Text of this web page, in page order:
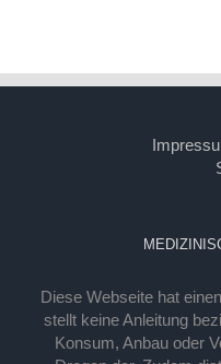
Diese Webseite hat
stellt keine Anleitung
Konsum, Anbau oder